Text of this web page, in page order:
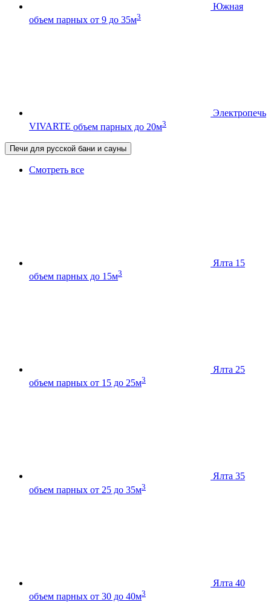
Южная
объем парных от 9 до 35м3
Электропечь
VIVARTE объем парных до 20м3
Печи для русской бани и сауны
Смотреть все
Ялта 15
объем парных до 15м3
Ялта 25
объем парных от 15 до 25м3
Ялта 35
объем парных от 25 до 35м3
Ялта 40
объем парных от 30 до 40м3